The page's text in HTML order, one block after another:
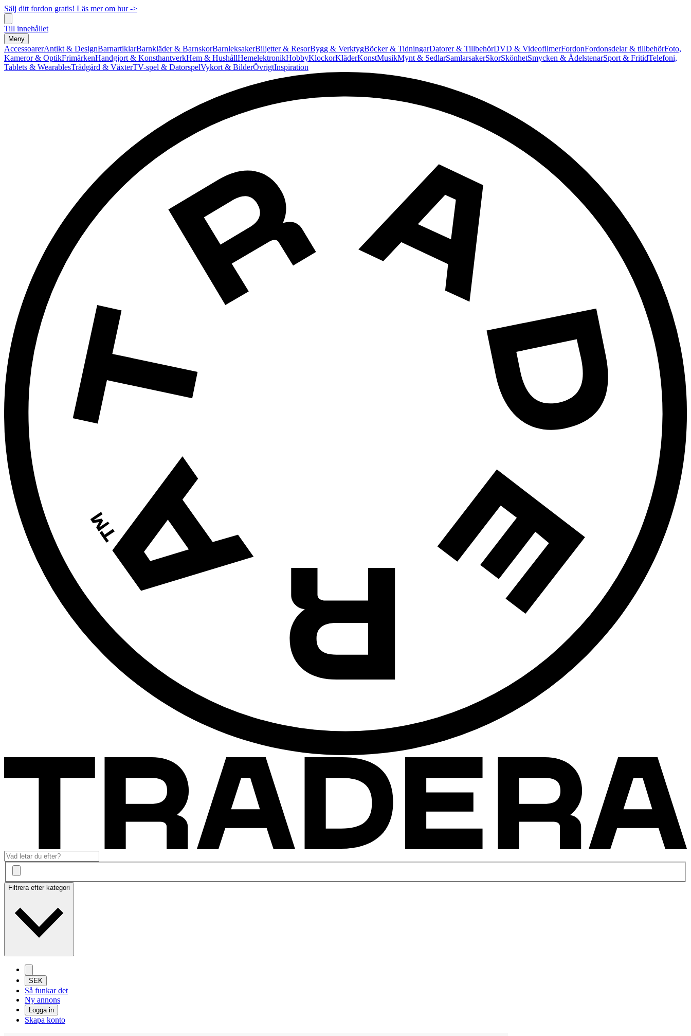
Sälj ditt fordon gratis! Läs mer om hur ->
Till innehållet
Meny
AccessoarerAntikt & DesignBarnartiklarBarnkläder & BarnskorBarnleksakerBiljetter & ResorBygg & VerktygBöcker & TidningarDatorer & TillbehörDVD & VideofilmerFordonFordonsdelar & tillbehörFoto,
Kameror & OptikFrimärkenHandgjort & KonsthantverkHem & HushållHemelektronikHobbyKlockorKläderKonstMusikMynt & SedlarSamlarsakerSkorSkönhetSmycken & ÄdelstenarSport & FritidTelefoni,
Tablets & WearablesTrädgård & VäxterTV-spel & DatorspelVykort & BilderÖvrigtInspiration
Filtrera efter kategori
SEK
Så funkar det
Ny annons
Logga in
Skapa konto